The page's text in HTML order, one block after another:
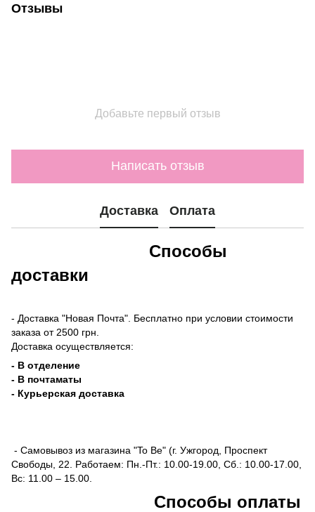
Отзывы
Добавьте первый отзыв
Написать отзыв
Доставка Оплата
Способы
доставки
- Доставка "Новая Почта". Бесплатно при условии стоимости
заказа от 2500 грн.
Доставка осуществляется:
- В отделение
- В почтаматы
- Курьерская доставка
- Самовывоз из магазина "To Be" (г. Ужгород, Проспект
Свободы, 22. Работаем: Пн.-Пт.: 10.00-19.00, Сб.: 10.00-17.00,
Вс: 11.00 – 15.00.
Способы оплаты